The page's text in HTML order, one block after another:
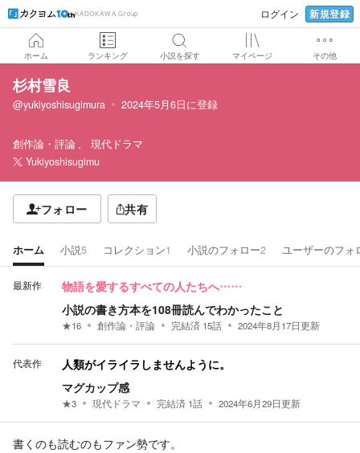
KADOKAWA Group ログイン 新規登録
ホーム ランキング 小説を探す マイページ その他
杉村雪良
@yukiyoshisugimura 2024年5月6日に登録
創作論・評論
現代ドラマ
Yukiyoshisugimu
フォロー 共有
ホーム 小説5 コレクション1 小説のフォロー2 ユーザーのフォ
最新作 物語を愛するすべての人たちへ……
小説の書き方本を108冊読んでわかったこと
★16 創作論・評論 完結済 15話 2024年8月17日更新
代表作 人類がイライラしませんように。
マグカップ感
★3 現代ドラマ 完結済 1話 2024年6月29日更新
書くのも読むのもファン勢です。